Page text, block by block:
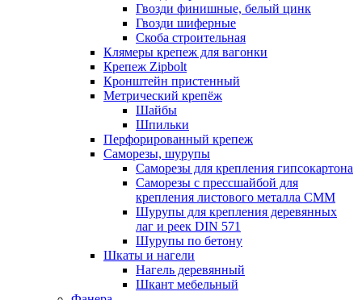
Гвозди финишные, белый цинк
Гвозди шиферные
Скоба строительная
Клямеры крепеж для вагонки
Крепеж Zipbolt
Кронштейн пристенный
Метрический крепёж
Шайбы
Шпильки
Перфорированный крепеж
Саморезы, шурупы
Саморезы для крепления гипсокартона
Саморезы с прессшайбой для
крепления листового металла СММ
Шурупы для крепления деревянных
лаг и реек DIN 571
Шурупы по бетону
Шкаты и нагели
Нагель деревянный
Шкант мебельный